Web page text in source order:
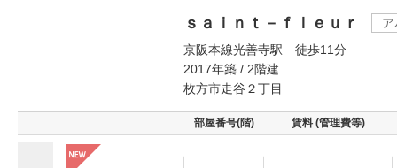
ｓａｉｎｔ－ｆｌｅｕｒ
京阪本線光善寺駅 徒歩11分
2017年築 / 2階建
枚方市走谷２丁目
部屋番号(階) 賃料 (管理費等)